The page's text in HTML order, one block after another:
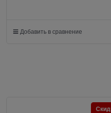
Добавить в сравнение